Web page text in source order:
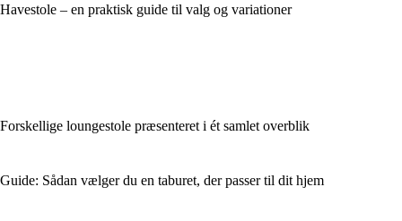
Havestole – en praktisk guide til valg og variationer
Forskellige loungestole præsenteret i ét samlet overblik
Guide: Sådan vælger du en taburet, der passer til dit hjem